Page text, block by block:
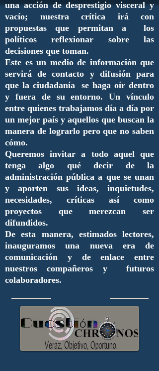
una acción de desprestigio visceral y
vacío; nuestra crítica irá con
propuestas que permitan a los
políticos reflexionar sobre las
decisiones que toman.
Este es un medio de información que
servirá de contacto y difusión para
que la ciudadanía se haga oír dentro
y fuera de su entorno. Un vínculo
entre quienes trabajamos día a día por
un mejor país y aquellos que buscan la
manera de lograrlo pero que no saben
cómo.
Queremos invitar a todo aquel que
tenga algo qué decir de la
administración pública a que se unan
y aporten sus ideas, inquietudes,
necesidades, críticas así como
proyectos que merezcan ser
difundidos.
De esta manera, estimados lectores,
inauguramos una nueva era de
comunicación y de enlace entre
nuestros compañeros y futuros
colaboradores.